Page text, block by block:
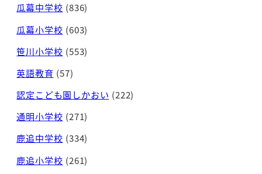
瓜幕中学校 (836)
瓜幕小学校 (603)
笹川小学校 (553)
英語教育 (57)
認定こども園しかおい (222)
通明小学校 (271)
鹿追中学校 (334)
鹿追小学校 (261)